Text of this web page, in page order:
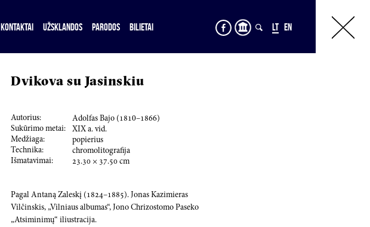
KONTAKTAI UŽSKLANDOS PARODOS BILIETAI LT EN
Dvikova su Jasinskiu
Autorius: Adolfas Bajo ( 1810–1866)
Sukūrimo metai:
XIX a. vid.
Medžiaga:
popierius
Technika:
chromolitografija
Išmatavimai:
23.30 × 37.50 cm
Pagal Antaną Zaleskį ( 1824–1885). Jonas Kazimieras
Vilčinskis, „Vilniaus albumas“, Jono Chrizostomo Paseko
„Atsiminimų“ iliustracija.